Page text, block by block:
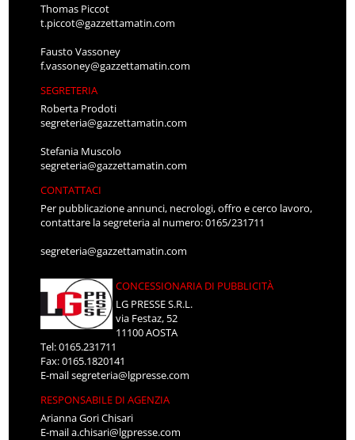
Thomas Piccot
t.piccot@gazzettamatin.com
Fausto Vassoney
f.vassoney@gazzettamatin.com
SEGRETERIA
Roberta Prodoti
segreteria@gazzettamatin.com
Stefania Muscolo
segreteria@gazzettamatin.com
CONTATTACI
Per pubblicazione annunci, necrologi, offro e cerco lavoro,
contattare la segreteria al numero: 0165/231711
segreteria@gazzettamatin.com
CONCESSIONARIA DI PUBBLICITÀ
LG PRESSE S.R.L.
via Festaz, 52
11100 AOSTA
Tel: 0165.231711
Fax: 0165.1820141
E-mailsegreteria@lgpresse.com
RESPONSABILE DI AGENZIA
Arianna Gori Chisari
E-maila.chisari@lgpresse.com